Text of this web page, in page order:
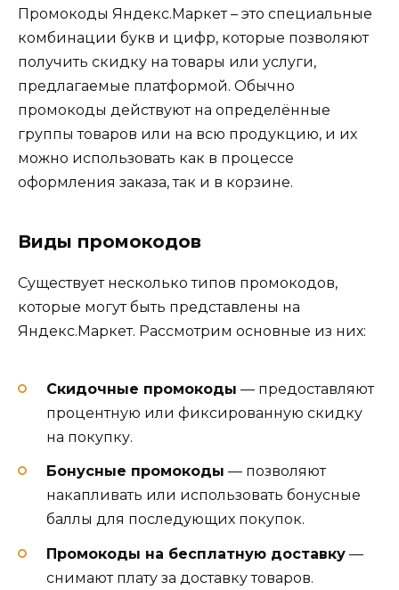
Промокоды Яндекс.Маркет – это специальные
комбинации букв и цифр, которые позволяют
получить скидку на товары или услуги,
предлагаемые платформой. Обычно
промокоды действуют на определённые
группы товаров или на всю продукцию, и их
можно использовать как в процессе
оформления заказа, так и в корзине.
Виды промокодов
Существует несколько типов промокодов,
которые могут быть представлены на
Яндекс.Маркет. Рассмотрим основные из них:
Скидочные промокоды — предоставляют
процентную или фиксированную скидку
на покупку.
Бонусные промокоды — позволяют
накапливать или использовать бонусные
баллы для последующих покупок.
Промокоды на бесплатную доставку —
снимают плату за доставку товаров.